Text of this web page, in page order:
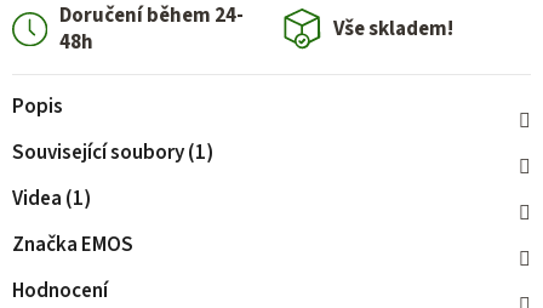
Doručení během 24-
48h
Vše skladem!
Popis
Související soubory (1)
Videa (1)
Značka EMOS
Hodnocení